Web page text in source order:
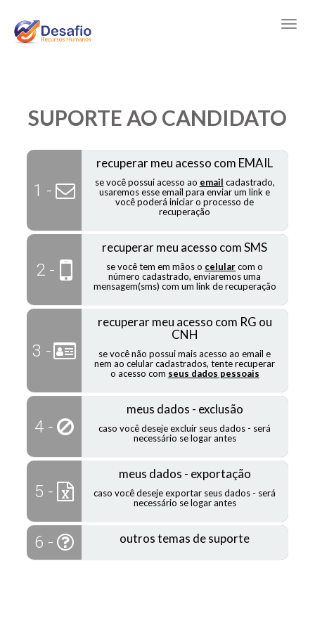
SUPORTE AO CANDIDATO
1 -
recuperar meu acesso com EMAIL
se você possui acesso ao email cadastrado,
usaremos esse email para enviar um link e
você poderá iniciar o processo de
recuperação
2 -
recuperar meu acesso com SMS
se você tem em mãos o celularcom o
número cadastrado, enviaremos uma
mensagem(sms) com um link de recuperação
3 -
recuperar meu acesso com RG ou
CNH
se você não possui mais acesso ao email e
nem ao celular cadastrados, tente recuperar
o acesso com seus dados pessoais
4 -
meus dados - exclusão
caso você deseje excluir seus dados - será
necessário se logar antes
5 -
meus dados - exportação
caso você deseje exportar seus dados - será
necessário se logar antes
6 - outros temas de suporte